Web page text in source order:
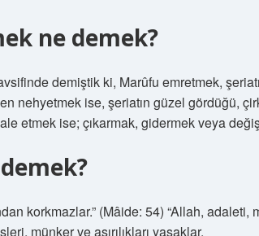
ne demek?
demiştik ki, Marûfu emretmek,
nehyetmek ise, şeriatın güzel gördüğü,
etmek ise; çıkarmak, gidermek veya
korkmazlar.” (Mâide: 54) “Allah, adaleti,
münker ve aşırılıkları yasaklar.